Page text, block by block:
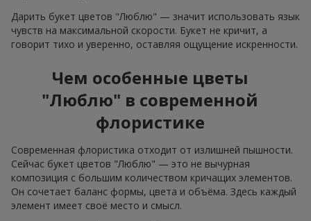
Дарить букет цветов "Люблю" — значит использовать язык
чувств на максимальной скорости. Букет не кричит, а
говорит тихо и уверенно, оставляя ощущение искренности.
Чем особенные цветы
"Люблю" в современной
флористике
Современная флористика отходит от излишней пышности.
Сейчас букет цветов "Люблю" — это не вычурная
композиция с большим количеством кричащих элементов.
Он сочетает баланс формы, цвета и объёма. Здесь каждый
элемент имеет своё место и смысл.